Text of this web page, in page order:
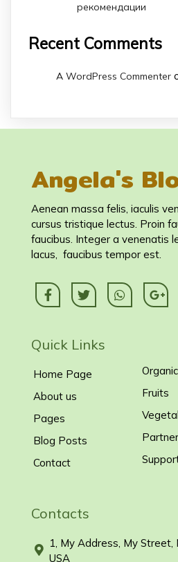
рекомендации
Recent Comments
A WordPress Commenter
Angela's
Aenean massa felis, iaculis
cursus tristique lectus. Proin
faucibus. Integer a venenatis
lacus, faucibus tempor est.
Quick Links
Home Page
About us
Pages
Blog Posts
Contact
Fruits
Contacts
1, My Address, My Street,
USA